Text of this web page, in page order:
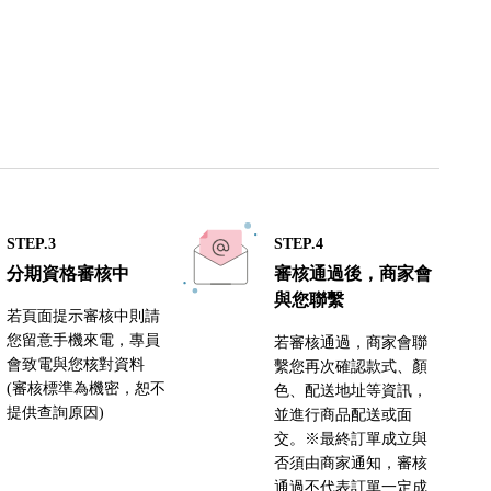
STEP.3
分期資格審核中
若頁面提示審核中則請
您留意手機來電，專員
會致電與您核對資料
(審核標準為機密，恕不
提供查詢原因)
STEP.4
審核通過後，商家會
與您聯繫
若審核通過，商家會聯
繫您再次確認款式、顏
色、配送地址等資訊，
並進行商品配送或面
交。※最終訂單成立與
否須由商家通知，審核
通過不代表訂單一定成